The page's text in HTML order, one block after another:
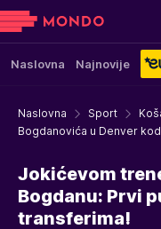
Naslovna Najnovije
Naslovna Sport
Bogdanovića u Denver
Jokićevom
Bogdanu: Prvi
transferima!